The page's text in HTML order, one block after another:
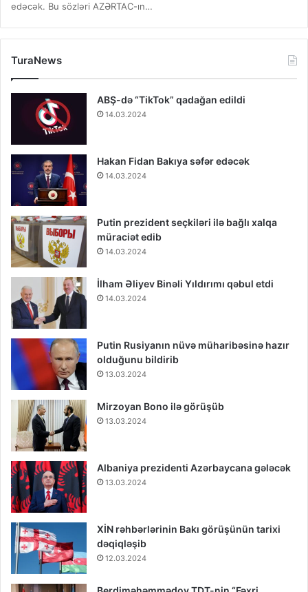
edəcək. Bu sözləri AZƏRTAC-ın…
TuraNews
ABŞ-də “TikTok” qadağan edildi
14.03.2024
Hakan Fidan Bakıya səfər edəcək
14.03.2024
Putin prezident seçkiləri ilə bağlı xalqa
müraciət edib
14.03.2024
İlham Əliyev Binəli Yıldırımı qəbul etdi
14.03.2024
Putin Rusiyanın nüvə müharibəsinə hazır
olduğunu bildirib
13.03.2024
Mirzoyan Bono ilə görüşüb
13.03.2024
Albaniya prezidenti Azərbaycana gələcək
13.03.2024
XİN rəhbərlərinin Bakı görüşünün tarixi
dəqiqləşib
12.03.2024